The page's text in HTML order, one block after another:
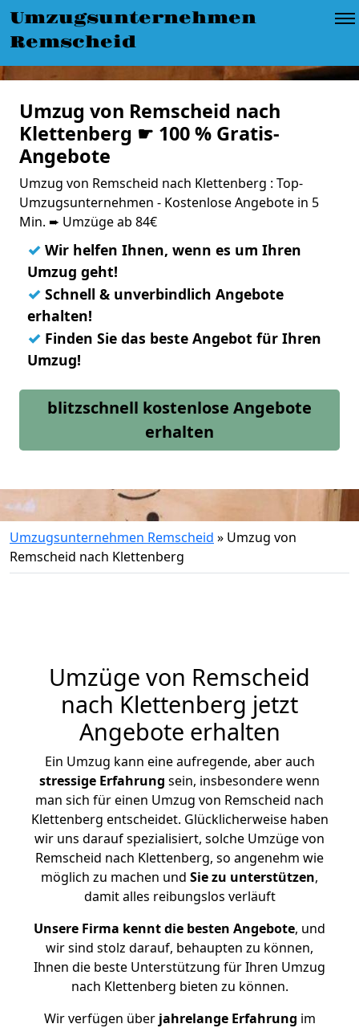
Umzugsunternehmen
Remscheid
Umzug von Remscheid nach
Klettenberg ☛ 100 % Gratis-
Angebote
Umzug von Remscheid nach Klettenberg : Top-
Umzugsunternehmen - Kostenlose Angebote in 5
Min. ➨ Umzüge ab 84€
✓ Wir helfen Ihnen, wenn es um Ihren
Umzug geht!
✓ Schnell & unverbindlich Angebote
erhalten!
✓ Finden Sie das beste Angebot für Ihren
Umzug!
blitzschnell kostenlose Angebote
erhalten
Umzugsunternehmen Remscheid » Umzug von
Remscheid nach Klettenberg
Umzüge von Remscheid
nach Klettenberg jetzt
Angebote erhalten
Ein Umzug kann eine aufregende, aber auch
stressige Erfahrung sein, insbesondere wenn
man sich für einen Umzug von Remscheid nach
Klettenberg entscheidet. Glücklicherweise haben
wir uns darauf spezialisiert, solche Umzüge von
Remscheid nach Klettenberg, so angenehm wie
möglich zu machen und Sie zu unterstützen,
damit alles reibungslos verläuft
Unsere Firma kennt die besten Angebote, und
wir sind stolz darauf, behaupten zu können,
Ihnen die beste Unterstützung für Ihren Umzug
nach Klettenberg bieten zu können.
Wir verfügen überjahrelange Erfahrung im